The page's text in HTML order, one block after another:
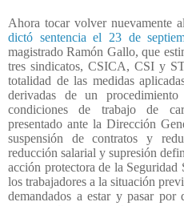
Ahora tocar volver nuevamente
dictó sentencia el 23 de
magistrado Ramón Gallo, que
tres sindicatos, CSICA, CSI y
totalidad de las medidas
derivadas de un
condiciones de trabajo de
presentado ante la Dirección
suspensión de contratos y
reducción salarial y supresión
acción protectora de la
los trabajadores a la situación
demandados a estar y pasar por